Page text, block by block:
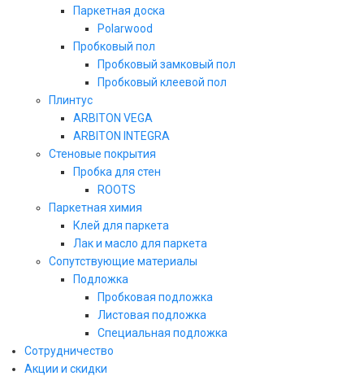
Паркетная доска
Polarwood
Пробковый пол
Пробковый замковый пол
Пробковый клеевой пол
Плинтус
ARBITON VEGA
ARBITON INTEGRA
Стеновые покрытия
Пробка для стен
ROOTS
Паркетная химия
Клей для паркета
Лак и масло для паркета
Сопутствующие материалы
Подложка
Пробковая подложка
Листовая подложка
Специальная подложка
Сотрудничество
Акции и скидки